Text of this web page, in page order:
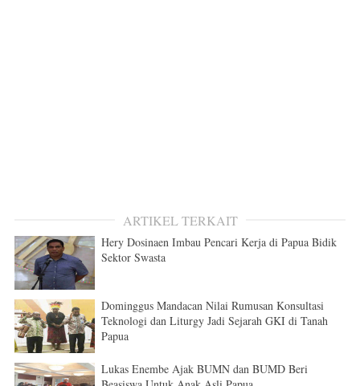
ARTIKEL TERKAIT
Hery Dosinaen Imbau Pencari Kerja di Papua Bidik
Sektor Swasta
Dominggus Mandacan Nilai Rumusan Konsultasi
Teknologi dan Liturgy Jadi Sejarah GKI di Tanah
Papua
Lukas Enembe Ajak BUMN dan BUMD Beri